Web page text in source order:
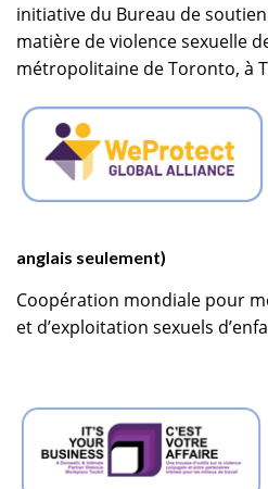
initiative du Bureau de
matière de violence sexuelle
métropolitaine de Toronto, à
anglais seulement)
Coopération mondiale pour
et d’exploitation sexuels